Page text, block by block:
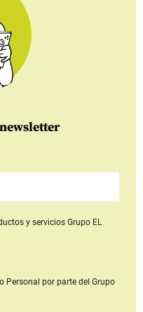
y serviciosGrupo EL
Personal por parte del Grupo